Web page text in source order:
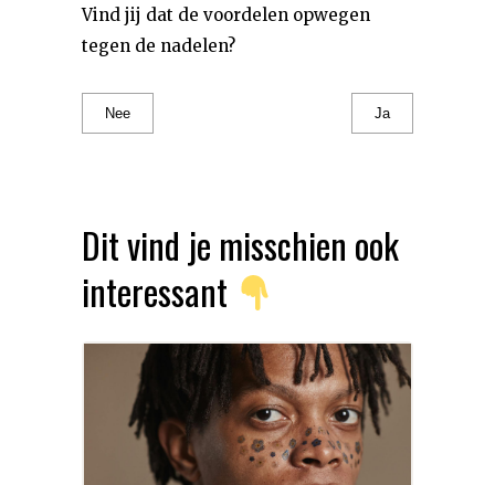
Vind jij dat de voordelen opwegen
tegen de nadelen?
Nee Ja
Dit vind je misschien ook
interessant